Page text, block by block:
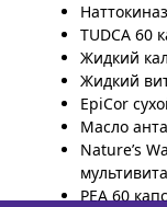
TUDCA 60
Жидкий
Жидкий
EpiCor
Масло
Nature’s
PEA 60